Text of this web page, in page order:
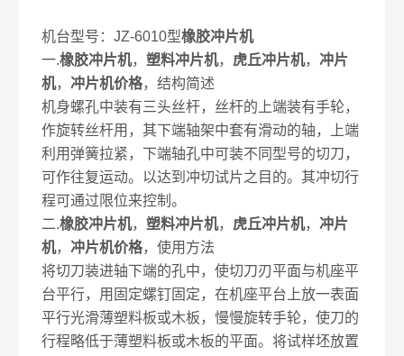
机台型号：JZ-6010型橡胶冲片机
一.橡胶冲片机，塑料冲片机， 虎丘冲片机，冲片
机，冲片机价格，结构简述
机身螺孔中装有三头丝杆，丝杆的上端装有手轮，
作旋转丝杆用，其下端轴架中套有滑动的轴，上端
利用弹簧拉紧，下端轴孔中可装不同型号的切刀，
可作往复运动。以达到冲切试片之目的。其冲切行
程可通过限位来控制。
二.橡胶冲片机，塑料冲片机， 虎丘冲片机，冲片
机，冲片机价格，使用方法
将切刀装进轴下端的孔中，使切刀刃平面与机座平
台平行，用固定螺钉固定，在机座平台上放一表面
平行光滑薄塑料板或木板，慢慢旋转手轮，使刀的
行程略低于薄塑料板或木板的平面。将试样坯放置